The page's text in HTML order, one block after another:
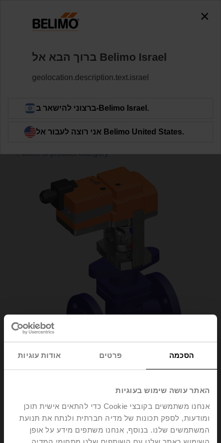
הסכמה פרטים אודות עוגיות
האתר עושה שימוש בעוגיות
אנחנו משתמשים בקובצי Cookie כדי להתאים אישית תוכן
ומודעות, לספק תכונות של מדיה חברתית ולנתח את תנועת
המשתמשים שלנו. בנוסף, אנחנו משתפים מידע על אופן
H6032X16-S2/NV230A-TPC
Learn More
Back to product category
S2/NV230A-TPC
ברוך הבא אל Belimo ‏Israel
geolocation.description.text.israel
ברצוני להישאר ב-Belimo ‏Israel.
אני רוצה לעבור אל Belimo ‏United States.